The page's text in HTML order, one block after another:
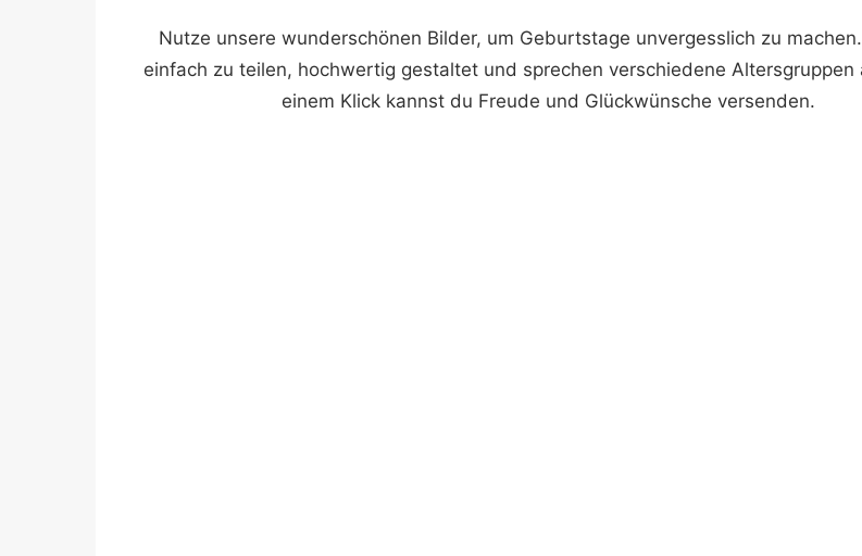
Nutze unsere wunderschönen Bilder, um Geburtstage unvergesslich zu
einfach zu teilen, hochwertig gestaltet und sprechen verschiedene Altersgruppen
einem Klick kannst du Freude und Glückwünsche versenden.